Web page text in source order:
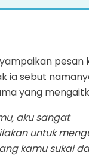
pesan
ia sebut
yang
aku sangat
untuk
kamu sukai